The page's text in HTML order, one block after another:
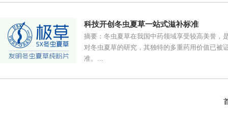
科技开创冬虫夏草一站式滋补标准
摘要：冬虫夏草在我国中药领域享受较高美誉，
对冬虫夏草的研究，其独特的多重药用价值已被
准。...